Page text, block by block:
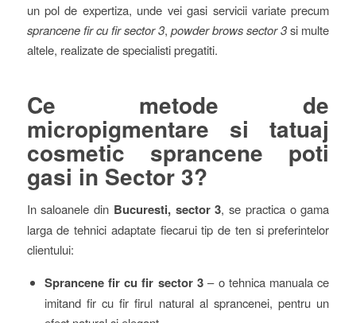
un pol de expertiza, unde vei gasi servicii variate precum
sprancene fir cu fir sector 3,powder brows sector 3si multe
altele, realizate de specialisti pregatiti.
Ce metode de
micropigmentare si tatuaj
cosmetic sprancene poti
gasi in Sector 3?
In saloanele din Bucuresti, sector 3, se practica o gama
larga de tehnici adaptate fiecarui tip de ten si preferintelor
clientului:
Sprancene fir cu fir sector 3– o tehnica manuala ce
imitand fir cu fir firul natural al sprancenei, pentru un